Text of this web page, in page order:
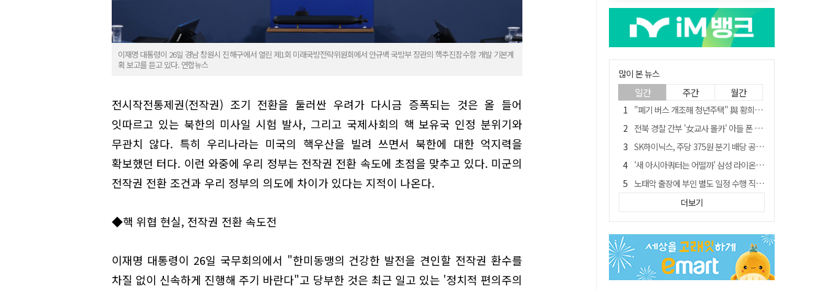
이재명 대통령이 26일 경남 창원시 진해구에서 열린 제1회 미래국방전략위원회에서 안규백 국방부 장관의 핵추진잠수함 개발 기본계
획 보고를 듣고 있다. 연합뉴스
전시작전통제권(전작권) 조기 전환을 둘러싼 우려가 다시금 증폭되는 것은 올 들어
잇따르고 있는 북한의 미사일 시험 발사, 그리고 국제사회의 핵 보유국 인정 분위기와
무관치 않다. 특히 우리나라는 미국의 핵우산을 빌려 쓰면서 북한에 대한 억지력을
확보했던 터다. 이런 와중에 우리 정부는 전작권 전환 속도에 초점을 맞추고 있다. 미군의
전작권 전환 조건과 우리 정부의 의도에 차이가 있다는 지적이 나온다.
◆핵 위협 현실, 전작권 전환 속도전
이재명 대통령이 26일 국무회의에서 "한미동맹의 건강한 발전을 견인할 전작권 환수를
차질 없이 신속하게 진행해 주기 바란다"고 당부한 것은 최근 일고 있는 '정치적 편의주의
많이 본 뉴스
일간 주간 월간
"폐기 버스 개조해 청년주택" 與 황희…'딸 학비는 年 4200만원'
전북 경찰 간부 '女교사 몰카' 아들 폰 부수고…"처벌 못하는 사안" 내부망에 글
SK하이닉스, 주당 375원 분기 배당 공시…"3분기 중 주주환원 방안 확정"
'새 아시아쿼터는 어떨까' 삼성 라이온즈, 새 얼굴 투수 미야모리 영입
노태악 출장에 부인 별도 일정 수행 직원도…보고서엔 '공식일정 참석'
'외도 의심' 아내 화장실에 묶고 불에 달군 공구로 고문…남편 검거
통합 고속철 할인 '반짝 3년'…이후 요금 도로 오른다?
한국 축구, 심판 성접대 경기서 '무패'…당시 올림픽 감독은 홍명보 [영상]
경찰, 9월 초부터 상피제 전격 실시…가족 사건 수사 못해
더보기